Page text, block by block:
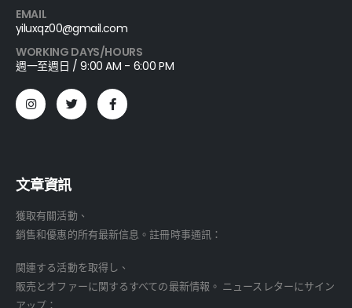
EMAIL
yiluxqz00@gmail.com
WORKING DAYS/HOURS
週一至週日 / 9:00 AM - 6:00 PM
文章資訊
獲取有關活動、
銷售和優惠的所有最新信息。註冊時事通訊：
関連する活動を取得し、
販売とオファーに関するすべての最新情報。 ニュースレターにサイン